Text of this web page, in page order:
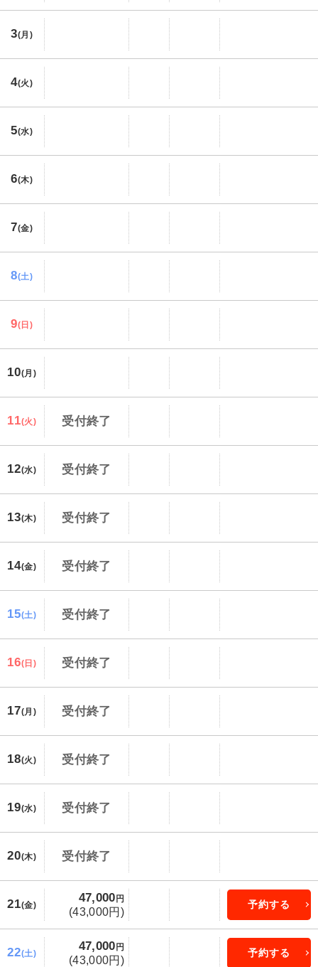
3(月)
4(火)
5(水)
6(木)
7(金)
8(土)
9(日)
10(月)
11(火) 受付終了
12(水) 受付終了
13(木) 受付終了
14(金) 受付終了
15(土) 受付終了
16(日) 受付終了
17(月) 受付終了
18(火) 受付終了
19(水) 受付終了
20(木) 受付終了
21(金)
47,000 円
(43,000円)
予約する
22(土)
47,000 円
(43,000円)
予約する